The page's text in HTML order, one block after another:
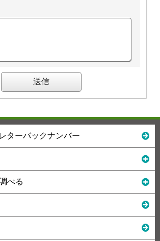
ターバックナンバー
べる